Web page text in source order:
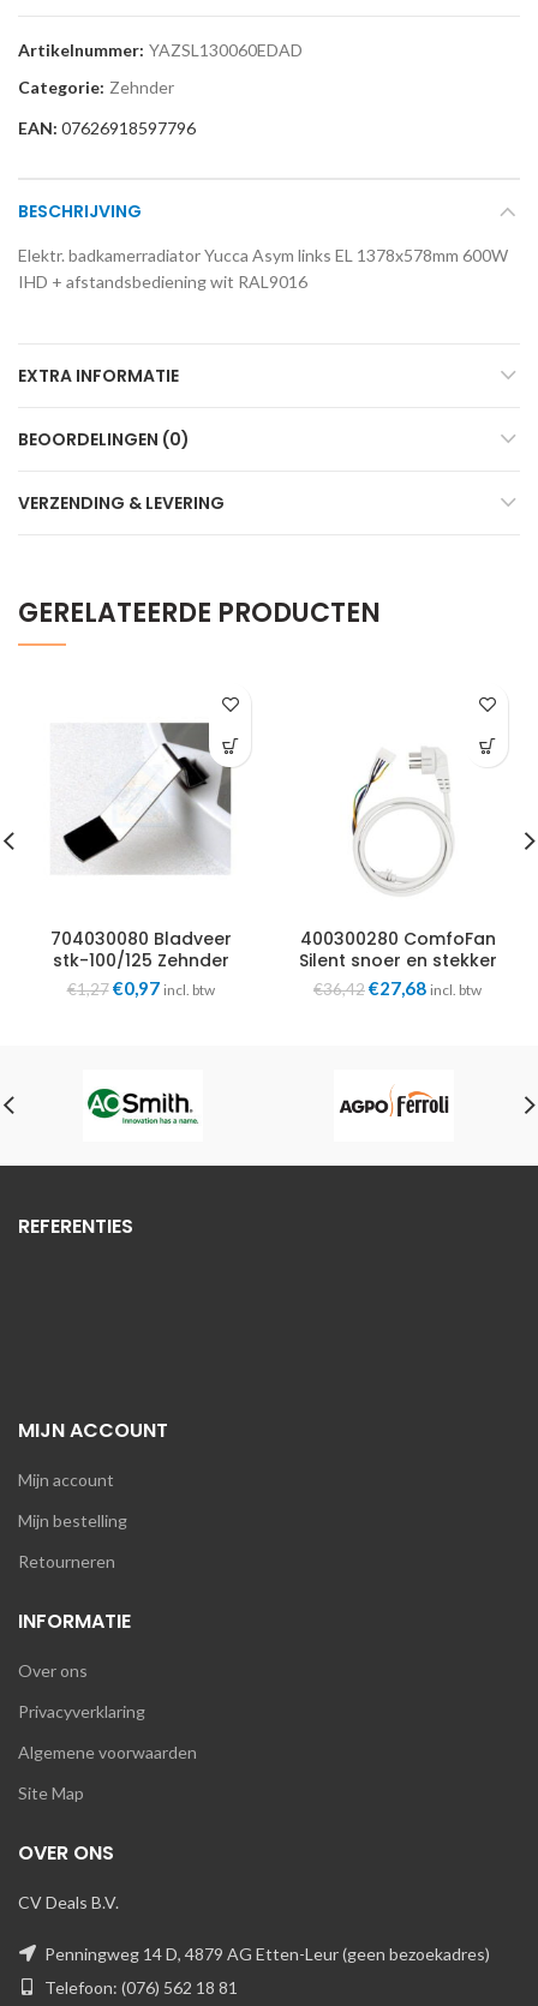
Artikelnummer: YAZSL130060EDAD
Categorie: Zehnder
EAN: 07626918597796
BESCHRIJVING
Elektr. badkamerradiator Yucca Asym links EL 1378x578mm 600W
IHD + afstandsbediening wit RAL9016
EXTRA INFORMATIE
BEOORDELINGEN (0)
VERZENDING & LEVERING
GERELATEERDE PRODUCTEN
704030080 Bladveer
stk-100/125 Zehnder
€1,27 Oorspronkelijke
€0,97Huidige
incl. btw
400300280 ComfoFan
Silent snoer en stekker
Perilex Zehnder
€36,42Oorspronkelijke
€27,68Huidige
incl. btw
REFERENTIES
MIJN ACCOUNT
Mijn account
Mijn bestelling
Retourneren
INFORMATIE
Over ons
Privacyverklaring
Algemene voorwaarden
Site Map
OVER ONS
CV Deals B.V.
Penningweg 14 D, 4879 AG Etten-Leur (geen bezoekadres)
Telefoon: (076) 562 18 81